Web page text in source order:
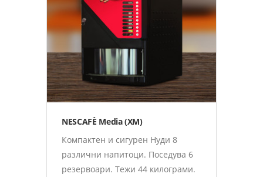
Nestlè Professional Апарати
NESCAFÈ Media (XM)
Компактен и сигурен Нуди 8
различни напитоци. Поседува 6
резервоари. Тежи 44 килограми.